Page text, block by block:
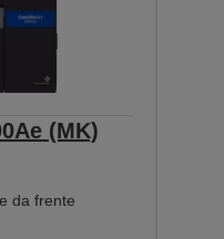
(MK)
da frente